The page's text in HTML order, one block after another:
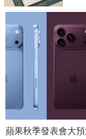
蘋果秋季發表會大